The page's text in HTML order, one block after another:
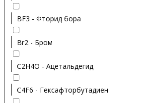
BF3 - Фторид бора
Br2 - Бром
C2H4O - Ацетальдегид
C4F6 - Гексафторбутадиен